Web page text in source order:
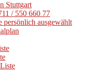
Stuttgart
/ 550 660 77
persönlich ausgewählt